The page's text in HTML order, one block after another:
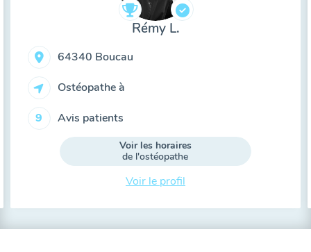
Rémy L.
64340 Boucau
Ostéopathe à
9 Avis patients
Voir les horaires
de l'ostéopathe
Voir le profil